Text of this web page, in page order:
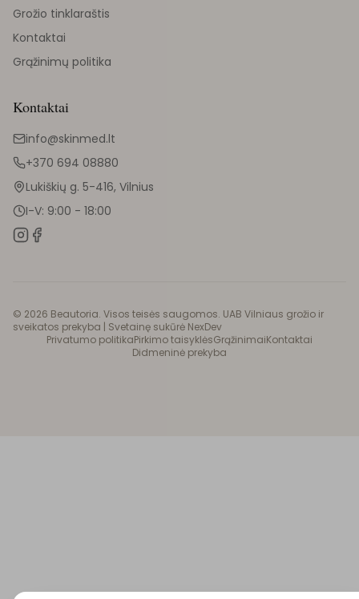
Grožio tinklaraštis
Kontaktai
Grąžinimų politika
Kontaktai
info@skinmed.lt
+370 694 08880
Lukiškių g. 5-416, Vilnius
I-V: 9:00 - 18:00
© 2026 Beautoria. Visos teisės saugomos. UAB Vilniaus grožio ir
sveikatos prekyba | Svetainę sukūrė NexDev
Privatumo politikaPirkimo taisyklėsGrąžinimaiKontaktai
Didmeninė prekyba